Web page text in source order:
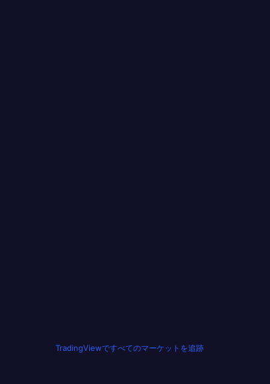
TradingViewですべてのマーケットを追跡